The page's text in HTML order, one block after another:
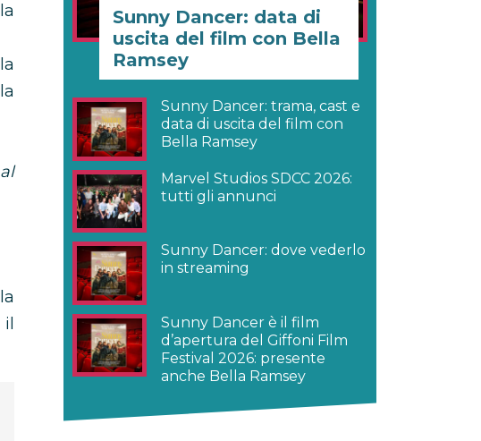
Sunny Dancer: data di
uscita del film con Bella
Ramsey
Sunny Dancer: trama, cast e
data di uscita del film con
Bella Ramsey
Marvel Studios SDCC 2026:
tutti gli annunci
Sunny Dancer: dove vederlo
in streaming
Sunny Dancer è il film
d’apertura del Giffoni Film
Festival 2026: presente
anche Bella Ramsey